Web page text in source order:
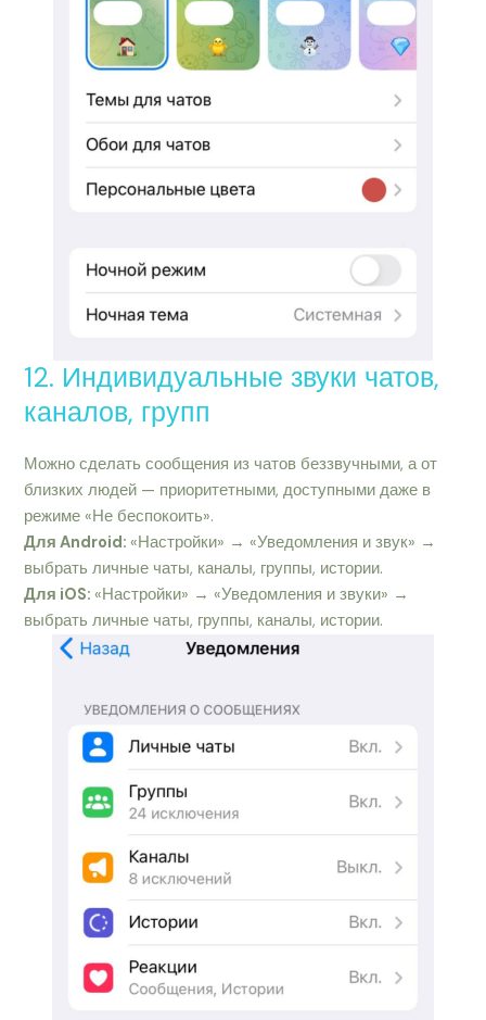
12. Индивидуальные звуки чатов,
каналов, групп
Можно сделать сообщения из чатов беззвучными, а от
близких людей — приоритетными, доступными даже в
режиме «Не беспокоить».
Для Android:«Настройки» → «Уведомления и звук» →
выбрать личные чаты, каналы, группы, истории.
Для iOS:«Настройки» → «Уведомления и звуки» →
выбрать личные чаты, группы, каналы, истории.